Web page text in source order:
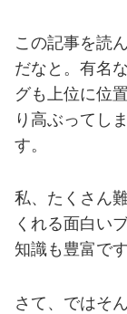
この記事を読
だなと。有名
グも上位に位
り高ぶってし
す。
私、たくさん
くれる面白い
知識も豊富です
さて、ではそ